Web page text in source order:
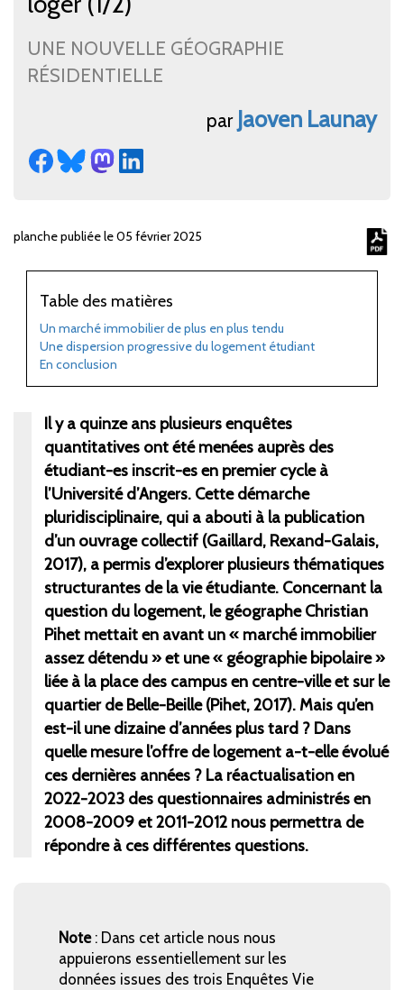
UNE NOUVELLE GÉOGRAPHIE
RÉSIDENTIELLE
par Jaoven Launay
planche publiée le 05 février 2025
Table des matières
Un marché immobilier de plus en plus tendu
Une dispersion progressive du logement étudiant
En conclusion
Il y a quinze ans plusieurs enquêtes
quantitatives ont été menées auprès des
étudiant-es inscrit-es en premier cycle à
l’Université d’Angers. Cette démarche
pluridisciplinaire, qui a abouti à la publication
d’un ouvrage collectif (Gaillard, Rexand-Galais,
2017), a permis d’explorer plusieurs thématiques
structurantes de la vie étudiante. Concernant la
question du logement, le géographe Christian
Pihet mettait en avant un « marché immobilier
assez détendu» et une « géographie bipolaire»
liée à la place des campus en centre-ville et sur le
quartier de Belle-Beille (Pihet, 2017). Mais qu’en
est-il une dizaine d’années plus tard ? Dans
quelle mesure l’offre de logement a-t-elle évolué
ces dernières années ? La réactualisation en
2022-2023 des questionnaires administrés en
2008-2009 et 2011-2012 nous permettra de
répondre à ces différentes questions.
Note : Dans cet article nous nous
appuierons essentiellement sur les
données issues des trois Enquêtes Vie